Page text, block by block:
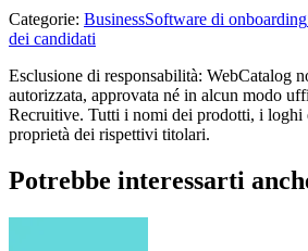
Categorie: BusinessSoftware di onboarding
dei candidati
Esclusione di responsabilità: WebCatalog
autorizzata, approvata né in alcun modo
Recruitive. Tutti i nomi dei prodotti, i loghi
proprietà dei rispettivi titolari.
Potrebbe interessarti